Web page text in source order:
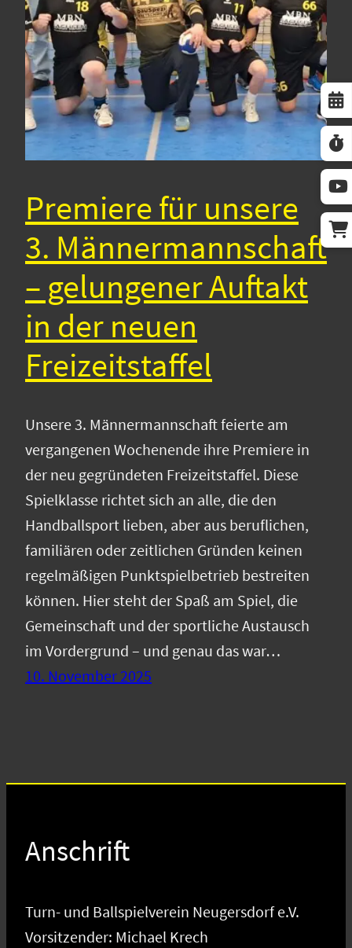
Premiere für unsere
3. Männermannschaft
– gelungener Auftakt
in der neuen
Freizeitstaffel
Unsere 3. Männermannschaft feierte am
vergangenen Wochenende ihre Premiere in
der neu gegründeten Freizeitstaffel. Diese
Spielklasse richtet sich an alle, die den
Handballsport lieben, aber aus beruflichen,
familiären oder zeitlichen Gründen keinen
regelmäßigen Punktspielbetrieb bestreiten
können. Hier steht der Spaß am Spiel, die
Gemeinschaft und der sportliche Austausch
im Vordergrund – und genau das war…
10. November 2025
Anschrift
Turn- und Ballspielverein Neugersdorf e.V.
Vorsitzender: Michael Krech